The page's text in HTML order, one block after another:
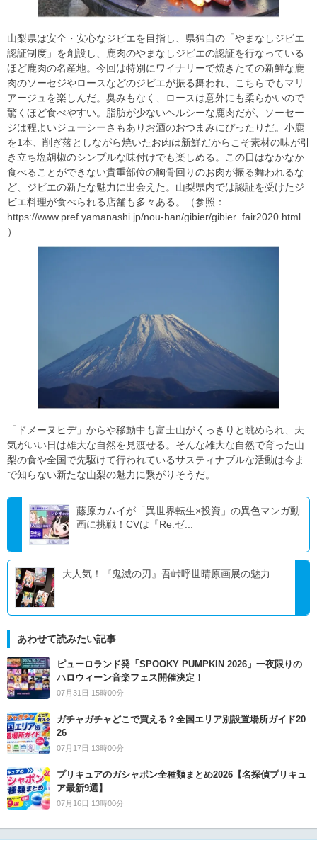
山梨県は安全・安心なジビエを目指し、県独自の「やまなしジビエ
認証制度」を創設し、鹿肉のやまなしジビエの認証を行なっている
ほど鹿肉の名産地。今回は特別にワイナリーで焼きたての新鮮な鹿
肉のソーセジやロースなどのジビエが振る舞われ、こちらでもマリ
アージュを楽しんだ。臭みもなく、
ロースは意外にも柔らかいので
驚くほど食べやすい。 脂肪が少ないヘルシーな鹿肉だが、
ソーセー
ジは程よいジューシーさもありお酒のおつまみにぴったり だ。小鹿
を1本、 削ぎ落としながら焼いたお肉は新鮮だからこそ素材の味が引
き立ち塩胡椒のシンプルな味付けでも楽しめる。 この日はなかなか
食べることができない貴重部位の胸骨回りのお肉が振る舞われるな
ど、ジビエの新たな魅力に出会えた。山梨県内では認証を受けたジ
ビエ料理が食べられる店舗も多々ある。（参照：
https://www.pref.yamanashi.jp/nou-han/gibier/gibier_fair2020.html
）
「ドメーヌヒデ」からや移動中も富士山がくっきりと眺められ、天
気がいい日は雄大な自然を見渡せる。そんな雄大な自然で育った山
梨の食や全国で先駆けて行われているサスティナブルな活動は今ま
で知らない新たな山梨の魅力に繋がりそうだ。
藤原カムイが「異世界転生×投資」の異色マンガ動
画に挑戦！CVは『Re:ゼ...
大人気！『鬼滅の刃』吾峠呼世晴原画展の魅力
あわせて読みたい記事
ピューロランド発「SPOOKY PUMPKIN 2026」一夜限りの
ハロウィーン音楽フェス開催決定！
07月31日 15時00分
ガチャガチャどこで買える？全国エリア別設置場所ガイド20
26
07月17日 13時00分
プリキュアのガシャポン全種類まとめ2026【名探偵プリキュ
ア最新9選】
07月16日 13時00分